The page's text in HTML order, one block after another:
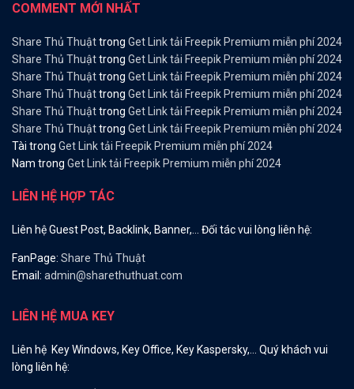
COMMENT MỚI NHẤT
Share Thủ Thuậttrong Get Link tải Freepik Premium miễn phí 2024
Share Thủ Thuậttrong Get Link tải Freepik Premium miễn phí 2024
Share Thủ Thuậttrong Get Link tải Freepik Premium miễn phí 2024
Share Thủ Thuậttrong Get Link tải Freepik Premium miễn phí 2024
Share Thủ Thuậttrong Get Link tải Freepik Premium miễn phí 2024
Share Thủ Thuậttrong Get Link tải Freepik Premium miễn phí 2024
Tài trong Get Link tải Freepik Premium miễn phí 2024
Nam trong Get Link tải Freepik Premium miễn phí 2024
LIÊN HỆ HỢP TÁC
Liên hệ Guest Post, Backlink, Banner,… Đối tác vui lòng liên hệ:
FanPage: Share Thủ Thuật
Email: admin@sharethuthuat.com
LIÊN HỆ MUA KEY
Liên hệ Key Windows, Key Office, Key Kaspersky,… Quý khách vui
lòng liên hệ: